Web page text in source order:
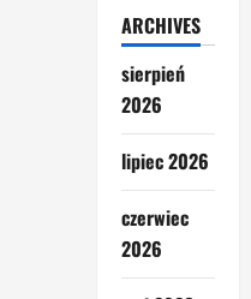
ARCHIVES
sierpień
2026
lipiec 2026
czerwiec
2026